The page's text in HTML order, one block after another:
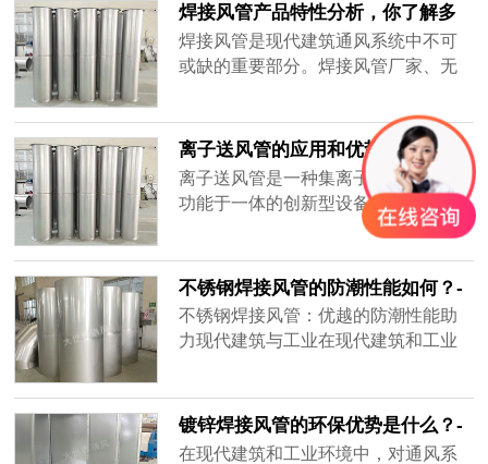
焊接风管产品特性分析，你了解多
少？
焊接风管是现代建筑通风系统中不可
或缺的重要部分。焊接风管厂家、无
钢焊接风管等多个厂家的产品在市场
上备受青睐。
离子送风管的应用和优势-[大世界]
离子送风管是一种集离子净化和送风
功能于一体的创新型设备，应用于以
不锈钢焊接风管的防潮性能如何？-
[大世界]
不锈钢焊接风管：优越的防潮性能助
力现代建筑与工业在现代建筑和工业
焊接风管以其出色的防潮性能，成为
众多高湿度环境的选择。
镀锌焊接风管的环保优势是什么？-
[大世界]
在现代建筑和工业环境中，对通风系